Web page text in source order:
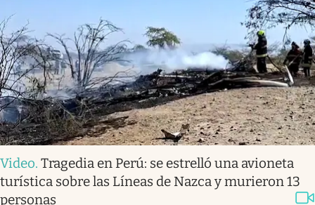
Video. Tragedia en Perú: se estrelló una avioneta
turística sobre las Líneas de Nazca y murieron 13
personas